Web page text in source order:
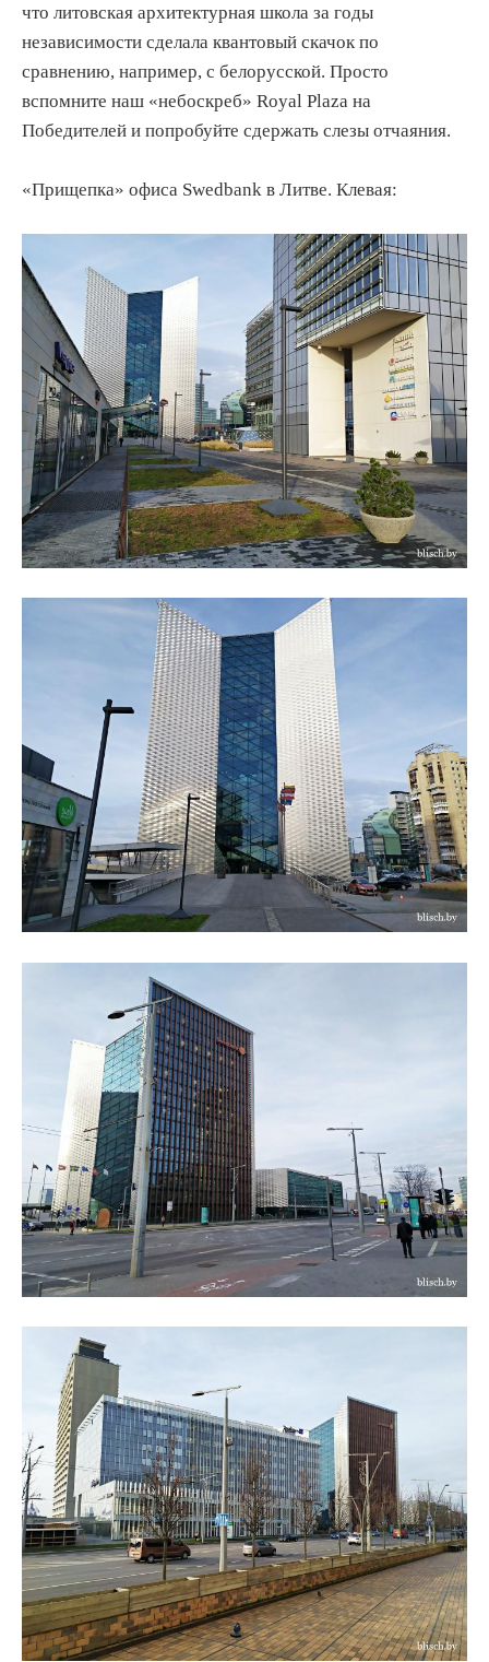
что литовская архитектурная школа за годы
независимости сделала квантовый скачок по
сравнению, например, с белорусской. Просто
вспомните наш «небоскреб» Royal Plaza на
Победителей и попробуйте сдержать слезы отчаяния.
«Прищепка» офиса Swedbank в Литве. Клевая: